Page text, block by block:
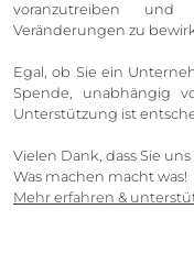
voranzutreiben
Veränderungen zu
Egal, ob Sie ein
Spende, unabhängig
Unterstützung ist
Vielen Dank, dass Sie
Was machen macht was!
Mehr erfahren &